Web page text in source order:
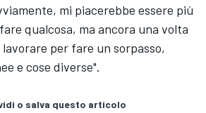
mi piacerebbe essere più
qualcosa, ma ancora una volta
per fare un sorpasso,
e cose diverse".
o salva questo articolo